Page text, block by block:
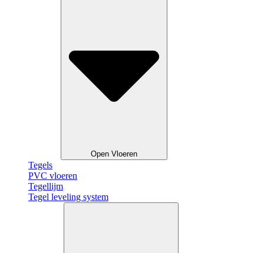
Open Vloeren
Tegels
PVC vloeren
Tegellijm
Tegel leveling system